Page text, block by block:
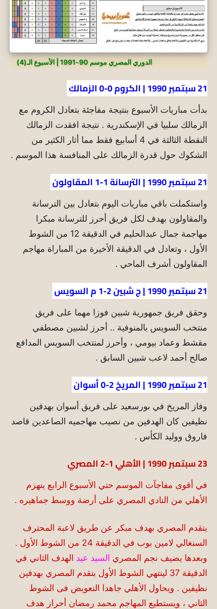
الدوري المصري موسم 90-1991 | الأسبوع الـ(4)
21 سبتمبر 1990 | الكروم 0-0 الزمالك
بدأت مباريات الأسبوع بنتيجة مفاجئة بتعادل الكروم مع
الزمالك سلبيا في الإسكندرية . نتيجة افقدت الزمالك
النقطة الثالثة في 4 أسابيع فقط مما أثار الكثير من
الشكوك حول قدرة الزمالك على المنافسة هذا الموسم .
21 سبتمبر 1990 | الترسانة 1-1 المقاولون
واستكملت باقي مباريات اليوم بتعادل بين الترسانة
والمقاولون بهدف لكل فريق أحرز للترسانة مبكرا
مهاجمة جمال عبدالحليم في الدقيقة 12 من الشوط
الأول ، وتعادل في الدقيقة الأخيرة من المباراة مهاجم
المقاولون أشرف الماحي .
21 سبتمبر 1990 | ج شبين 2-1 م السويس
وحقق فريق جمهورية شبين فوزا مهما على فريق
منتخب السويس بالمنوفية .. أحرز لشبين مصطفي
مقشط وعماد بيومي ، وأحرز لمنتخب السويس المدافع
صالح أحمد لاعب شبين السابق .
21 سبتمبر 1990 | المريخ 2-0 أسوان
وفاز المريخ في بورسعيد على فريق أسوان بهدفين
نظيفين كان الهدفين من نصيب مهاجميه الصاعدين قاصد
فاروق ووليد الكأس .
23 سبتمبر 1990 | الأهلي 1-2 المصري
في أقوى مفاجآت الموسم حتي الأسبوع الرابع ينهزم
الأهلي من النادي المصري على أرضة ووسط جماهيره .
يتقدم المصري بهدف مبكر عن طريق لاعبة المحترف
السنغالي لامين بوب في الدقيقة 24 من الشوط الأول .
وبعدها يضيف نجم المصري السيد عيد الهدف الثاني في
الدقيقة 37 لينتهي الشوط الأول بتقدم المصري بهدفين
نظيفين . ويحاول الأهلي جاهدا التعويض فى الشوط
الثاني ، ويستطيع المهاجم محمد رمضان أحراز هدف